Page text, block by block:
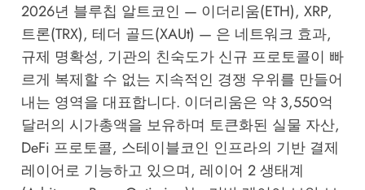
2026년 블루칩 알트코인 — 이더리움(ETH), XRP,
트론(TRX), 테더 골드(XAUt) — 은 네트워크 효과,
규제 명확성, 기관의 친숙도가 신규 프로토콜이 빠
르게 복제할 수 없는 지속적인 경쟁 우위를 만들어
내는 영역을 대표합니다. 이더리움은 약 3,550억
달러의 시가총액을 보유하며 토큰화된 실물 자산,
DeFi 프로토콜, 스테이블코인 인프라의 기반 결제
레이어로 기능하고 있으며, 레이어 2 생태계